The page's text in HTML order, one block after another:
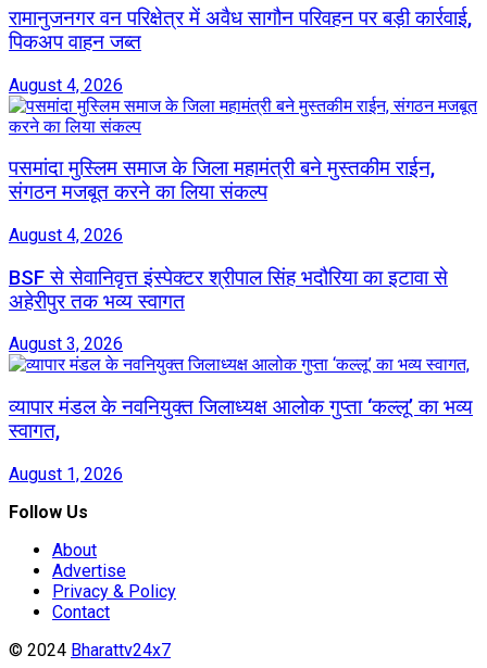
रामानुजनगर वन परिक्षेत्र में अवैध सागौन परिवहन पर बड़ी कार्रवाई,
पिकअप वाहन जब्त
August 4, 2026
पसमांदा मुस्लिम समाज के जिला महामंत्री बने मुस्तकीम राईन,
संगठन मजबूत करने का लिया संकल्प
August 4, 2026
BSF से सेवानिवृत्त इंस्पेक्टर श्रीपाल सिंह भदौरिया का इटावा से
अहेरीपुर तक भव्य स्वागत
August 3, 2026
व्यापार मंडल के नवनियुक्त जिलाध्यक्ष आलोक गुप्ता ‘कल्लू’ का भव्य
स्वागत,
August 1, 2026
Follow Us
About
Advertise
Privacy & Policy
Contact
© 2024 Bharattv24x7